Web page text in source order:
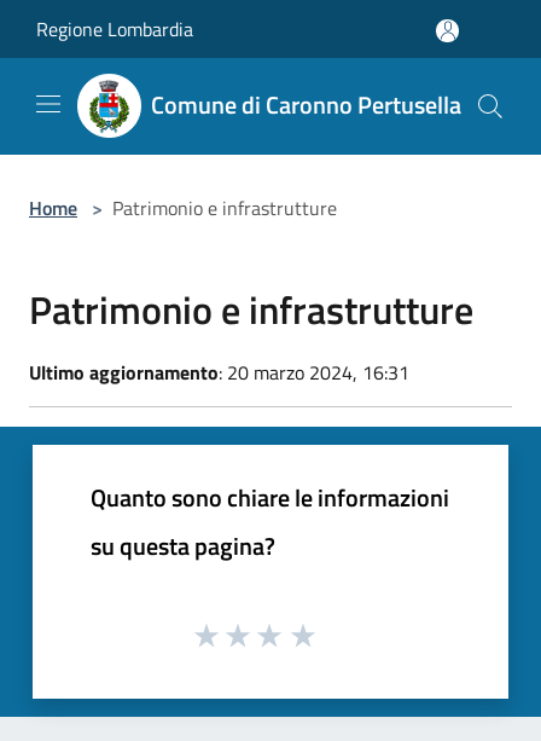
Regione Lombardia
Comune di Caronno Pertusella
Home > Patrimonio e infrastrutture
Patrimonio e infrastrutture
Ultimo aggiornamento: 20 marzo 2024, 16:31
Quanto sono chiare le informazioni
su questa pagina?